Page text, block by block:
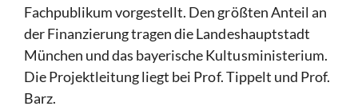
Fachpublikum vorgestellt. Den größten Anteil an
der Finanzierung tragen die Landeshauptstadt
München und das bayerische Kultusministerium.
Die Projektleitung liegt bei Prof. Tippelt und Prof.
Barz.